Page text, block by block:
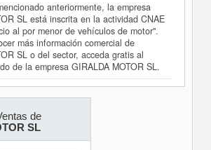
anteriormente, la empresa
SL está inscrita en la actividad CNAE
al por menor de vehículos de motor".
más información comercial de
SL o del sector, acceda gratis al
de la empresa GIRALDA MOTOR SL.
de
SL